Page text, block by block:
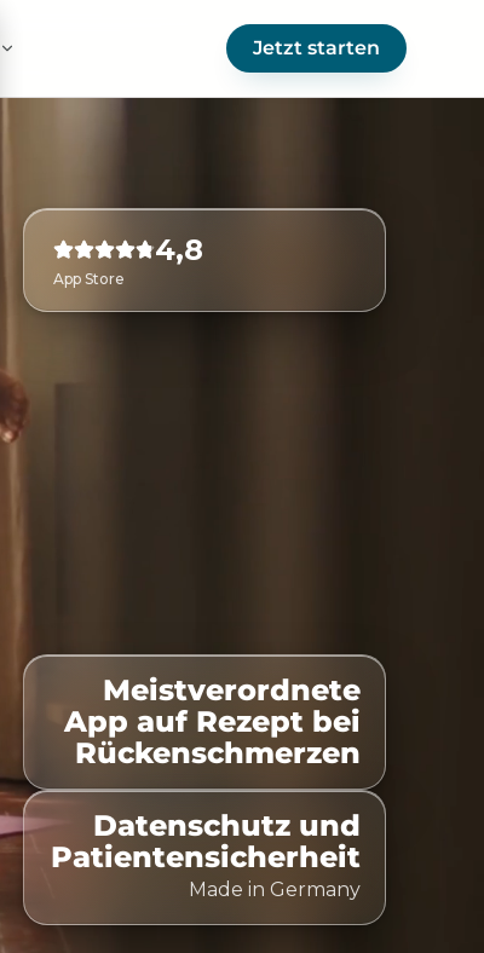
Jetzt starten
4,8
App Store
Meistverordnete
App auf Rezept bei
Rückenschmerzen
Datenschutz und
Patientensicherheit
Made in Germany
100% Kostenübernahme Zeitlich flexibel